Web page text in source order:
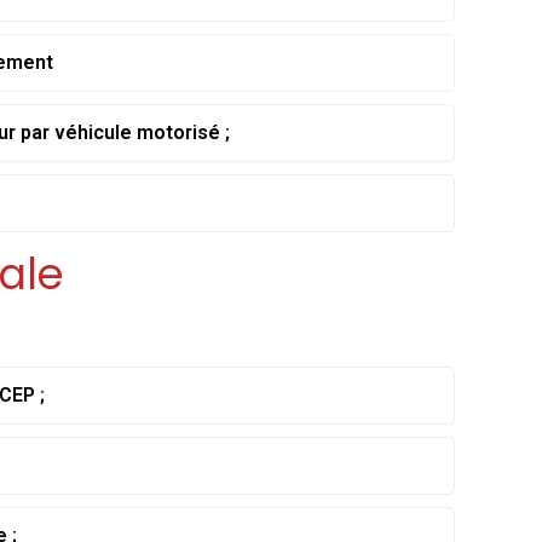
par véhicule motorisé ;
;
;